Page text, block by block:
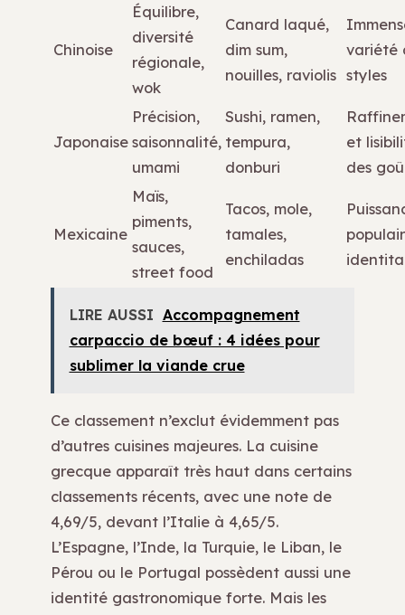
Chinoise
Équilibre,
diversité
régionale,
wok
Canard laqué,
dim sum,
nouilles, raviolis
variété
styles
Japonaise
Précision,
saisonnalité,
umami
Sushi, ramen,
tempura,
donburi
et
des
Mexicaine
Maïs,
piments,
sauces,
street food
Tacos, mole,
tamales,
enchiladas
LIRE AUSSI Accompagnement
carpaccio de bœuf : 4 idées pour
sublimer la viande crue
Ce classement n’exclut évidemment pas
d’autres cuisines majeures. La cuisine
grecque apparaît très haut dans certains
classements récents, avec une note de
4,69/5, devant l’Italie à 4,65/5.
L’Espagne, l’Inde, la Turquie, le Liban, le
Pérou ou le Portugal possèdent aussi une
identité gastronomique forte. Mais les